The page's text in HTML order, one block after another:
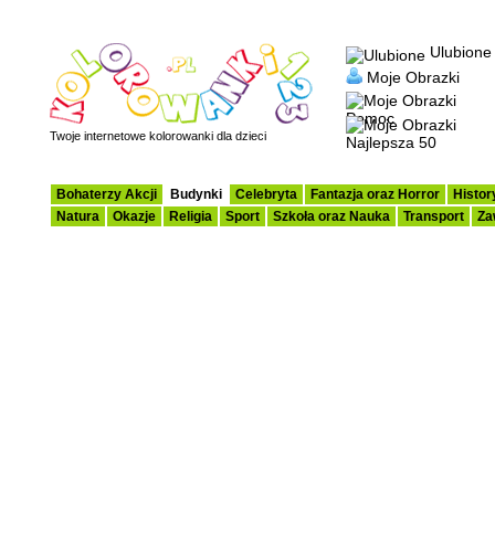
Twoje internetowe kolorowanki dla dzieci
Ulubione
Moje Obrazki
Pomoc
Najlepsza 50
Bohaterzy Akcji Budynki Celebryta Fantazja oraz Horror
Natura
Okazje Religia Sport Szkoła oraz Nauka Transport